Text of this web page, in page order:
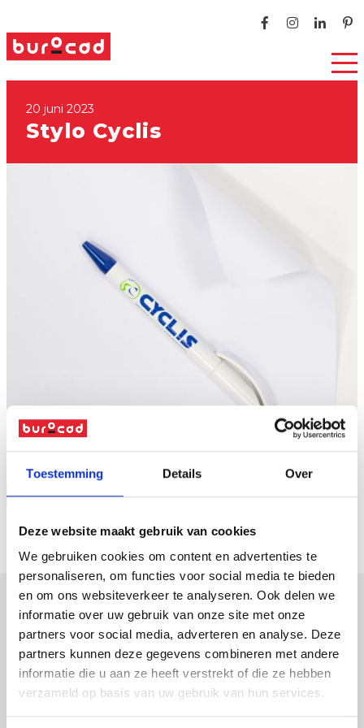
Toestemming Details Over
Deze website maakt gebruik van cookies
We gebruiken cookies om content en advertenties te
personaliseren, om functies voor social media te bieden
en om ons websiteverkeer te analyseren. Ook delen we
informatie over uw gebruik van onze site met onze
partners voor social media, adverteren en analyse. Deze
partners kunnen deze gegevens combineren met andere
informatie die u aan ze heeft verstrekt of die ze hebben
verzameld op basis van uw gebruik van hun services.
20 juni 2023
Stylo Cyclis
Naar overzicht
Vraag offerte
verpakkingen
displays
promotiemateriaal